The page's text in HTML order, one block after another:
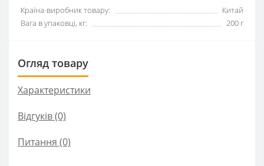
Країна-виробник товару:
Китай
Вага в упаковці, кг:
200 г
Огляд товару
Характеристики
Відгуків (0)
Питання (0)